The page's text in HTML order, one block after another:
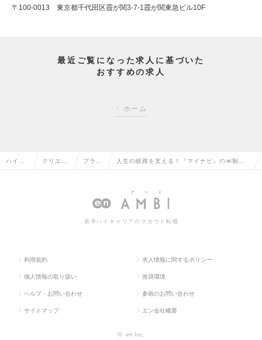
〒100-0013 東京都千代田区霞が関3-7-1霞が関東急ビル10F
最近ご覧になった求人に基づいた
おすすめの求人
ホーム
ハイク クリエイ プラン
転職
人生の岐路を支える！『マイナビ』の≪制作
大手人材企業の求人情報
若手ハイキャリアのスカウト転職
利用規約 求人情報に関するポリシー
個人情報の取り扱い 推奨環境
ヘルプ・お問い合わせ 参画のお問い合わせ
サイトマップ エン会社概要
© en Inc.